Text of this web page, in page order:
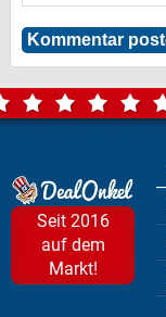
Seit 2016
auf dem
Markt!